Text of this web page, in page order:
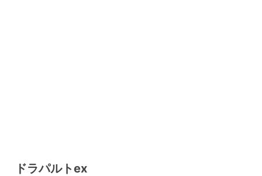
ドラパルトex